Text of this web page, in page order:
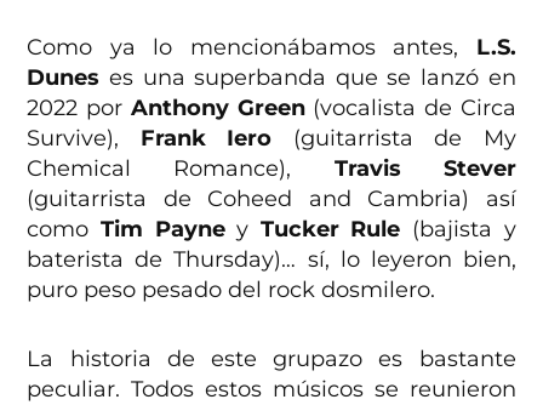
Como ya lo mencionábamos antes, L.S.
Dunes es una superbanda que se lanzó en
2022 por Anthony Green(vocalista de Circa
Survive), Frank Iero (guitarrista de My
Chemical Romance), Travis Stever
(guitarrista de Coheed and Cambria) así
comoTim Payney Tucker Rule (bajista y
baterista de Thursday)… sí, lo leyeron bien,
puro peso pesado del rock dosmilero.
La historia de este grupazo es bastante
peculiar. Todos estos músicos se reunieron